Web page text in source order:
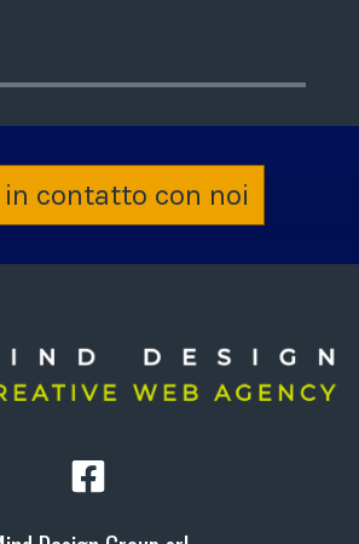
in contatto con noi